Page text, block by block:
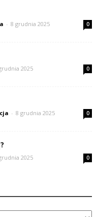
- 8 grudnia 2025 0
2025 0
- 8 grudnia 2025 0
2025 0